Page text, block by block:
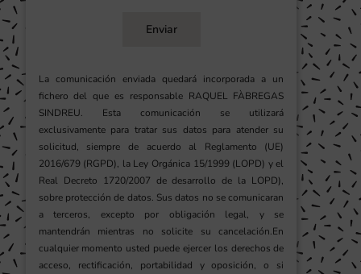
Enviar
La comunicación enviada quedará incorporada a un
fichero del que es responsable RAQUEL FÀBREGAS
SINDREU. Esta comunicación se utilizará
exclusivamente para tratar sus datos para atender su
solicitud, siempre de acuerdo al Reglamento (UE)
2016/679 (RGPD), la Ley Orgánica 15/1999 (LOPD) y el
Real Decreto 1720/2007 de desarrollo de la LOPD),
sobre protección de datos. Sus datos no se comunicaran
a terceros, excepto por obligación legal, y se
mantendrán mientras no solicite su cancelación.En
cualquier momento usted puede ejercer los derechos de
acceso, rectificación, portabilidad y oposición, o si